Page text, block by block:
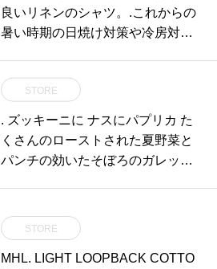
良いリネンのシャツ。.これからの
暑い時期の日焼け︎対策や冷房対策
en #linen#shirt#hausmatsue #島根
#松江
STORE
. ズッキーニに ナスにパプリカ た
くさんのローストされた夏野菜と
パンチの効いたそぼろのガレット
STORE
MHL. LIGHT LOOPBACK COTTO